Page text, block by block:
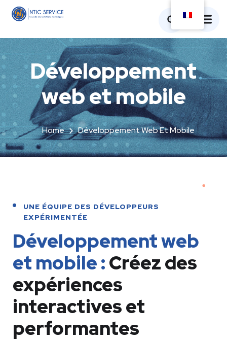
Développement
web et mobile
Home Développement Web Et Mobile
UNE ÉQUIPE DES DÉVELOPPEURS
EXPÉRIMENTÉE
Développement web
et mobile :Créez des
expériences
interactives et
performantes